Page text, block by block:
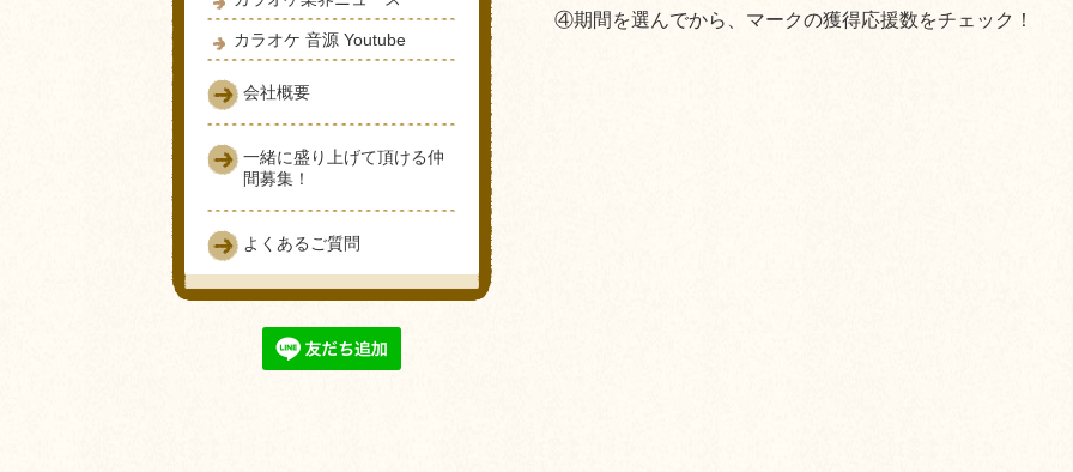
④期間を選んでから、マークの獲得応援数をチェック！
カラオケ 音源 Youtube
会社概要
一緒に盛り上げて頂ける仲
間募集！
よくあるご質問